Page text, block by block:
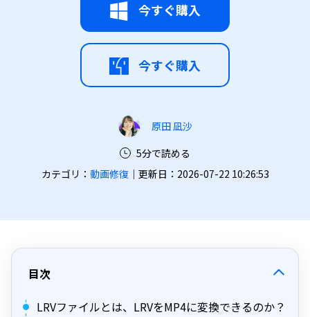
今すぐ購入
今すぐ購入
原田 凪沙
5分で読める
カテゴリ： 動画修復｜更新日：2026-07-22 10:26:53
目次
LRVファイルとは、LRVをMP4に変換できるのか？